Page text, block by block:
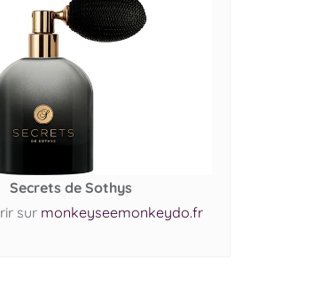
Secrets de Sothys
sur monkeyseemonkeydo.fr